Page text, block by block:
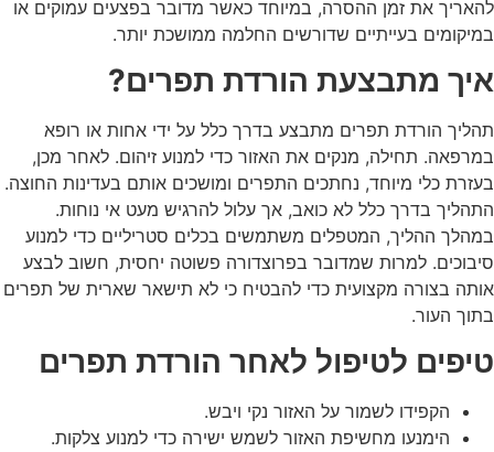
להאריך את זמן ההסרה, במיוחד כאשר מדובר בפצעים עמוקים או
במיקומים בעייתיים שדורשים החלמה ממושכת יותר.
איך מתבצעת הורדת תפרים?
תהליך הורדת תפרים מתבצע בדרך כלל על ידי אחות או רופא
במרפאה. תחילה, מנקים את האזור כדי למנוע זיהום. לאחר מכן,
בעזרת כלי מיוחד, נחתכים התפרים ומושכים אותם בעדינות החוצה.
התהליך בדרך כלל לא כואב, אך עלול להרגיש מעט אי נוחות.
במהלך ההליך, המטפלים משתמשים בכלים סטריליים כדי למנוע
סיבוכים. למרות שמדובר בפרוצדורה פשוטה יחסית, חשוב לבצע
אותה בצורה מקצועית כדי להבטיח כי לא תישאר שארית של תפרים
בתוך העור.
טיפים לטיפול לאחר הורדת תפרים
הקפידו לשמור על האזור נקי ויבש.
הימנעו מחשיפת האזור לשמש ישירה כדי למנוע צלקות.